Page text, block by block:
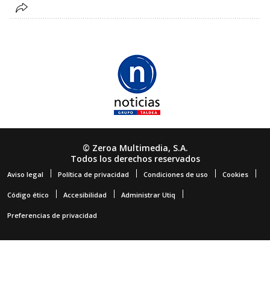
© Zeroa Multimedia, S.A.
Todos los derechos reservados
Aviso legal Política de privacidad Condiciones de uso Cookies
Código ético Accesibilidad Administrar Utiq
Preferencias de privacidad